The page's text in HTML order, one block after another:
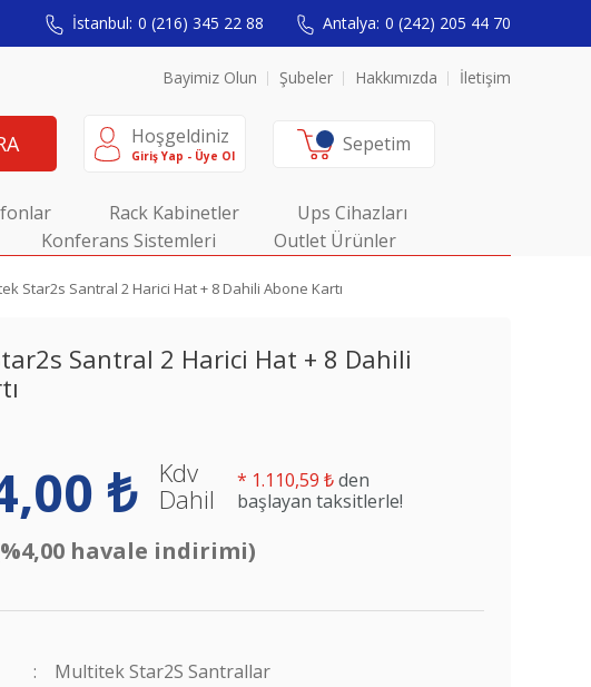
İstanbul: 0 (216) 345 22 88 Antalya: 0 (242) 205 44 70
Bayimiz Olun Şubeler Hakkımızda İletişim
Hoşgeldiniz
Giriş Yap - Üye Ol Sepetim
Rack Kabinetler
Ups Cihazları
Konferans Sistemleri Outlet Ürünler
Star2s Santral 2 Harici Hat + 8 Dahili Abone Kartı
Santral 2 Harici Hat + 8 Dahili
₺
Kdv
Dahil
* 1.110,59 ₺den
başlayan taksitlerle!
havale indirimi)
Multitek Star2S Santrallar